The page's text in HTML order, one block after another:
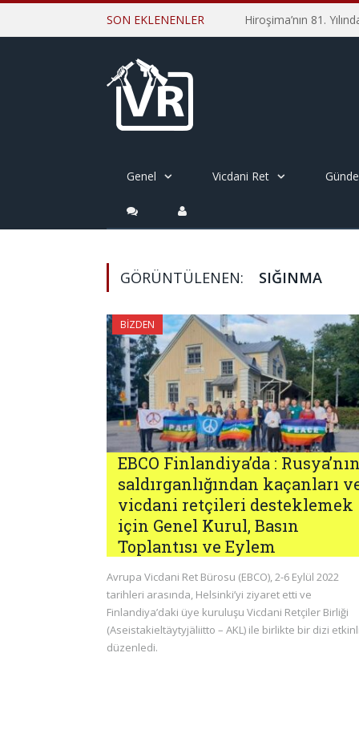
SON EKLENENLER
Genel Vicdani Ret
GÖRÜNTÜLENEN: SIĞINMA
BIZDEN
EBCO Finlandiya’da :
saldırganlığından kaçanları
vicdani retçileri desteklemek
için Genel Kurul, Basın
Toplantısı ve Eylem
Avrupa Vicdani Ret Bürosu (EBCO), 2-6 Eylül 2022
tarihleri arasında, Helsinki’yi ziyaret etti ve
Finlandiya’daki üye kuruluşu Vicdani Retçiler Birliği
(Aseistakieltäytyjäliitto – AKL) ile birlikte bir dizi
düzenledi.